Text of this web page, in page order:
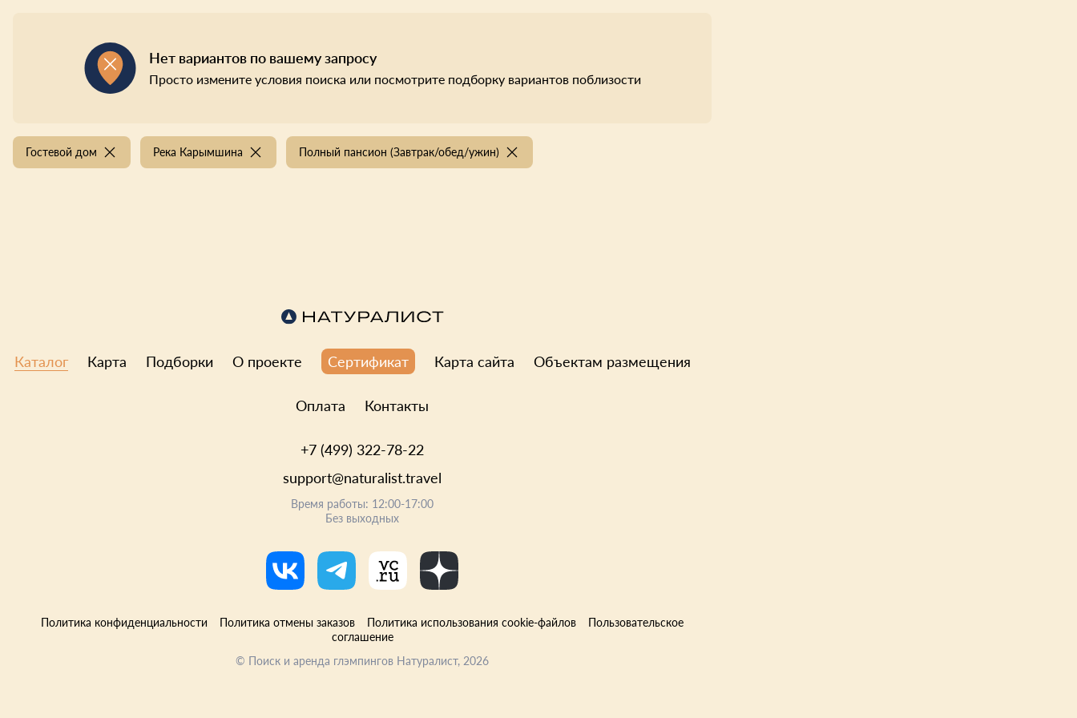
Нет вариантов по вашему запросу
Просто измените условия поиска или посмотрите подборку вариантов поблизости
Гостевой дом Река Карымшина Полный пансион (Завтрак/обед/ужин)
Каталог Карта Подборки О проекте Сертификат Карта сайта Объектам размещения
Оплата Контакты
+7 (499) 322-78-22
support@naturalist.travel
Время работы: 12:00-17:00
Без выходных
Политика конфиденциальности Политика отмены заказов Политика использования cookie-файлов
Пользовательское
соглашение
© Поиск и аренда глэмпингов Натуралист, 2026